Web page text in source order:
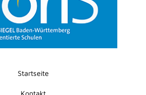
Startseite